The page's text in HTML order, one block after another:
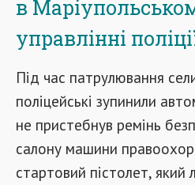
в
управлінні
Під час патрулювання
поліцейські зупинили
не пристебнув ремінь
салону машини
стартовий пістолет, який